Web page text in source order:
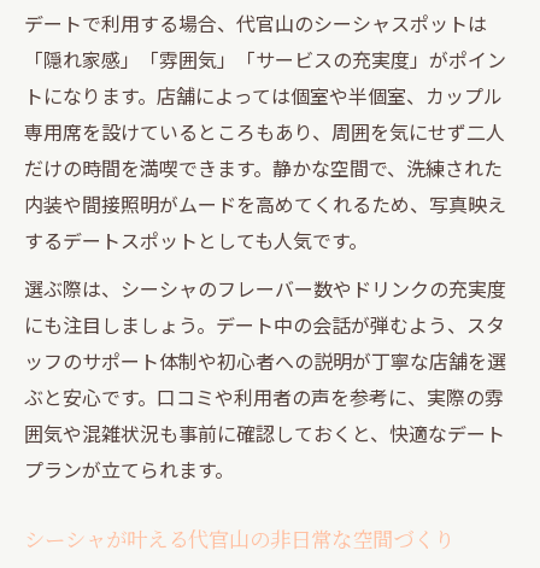
デートで利用する場合、代官山のシーシャスポットは
「隠れ家感」「雰囲気」「サービスの充実度」がポイン
トになります。店舗によっては個室や半個室、カップル
専用席を設けているところもあり、周囲を気にせず二人
だけの時間を満喫できます。静かな空間で、洗練された
内装や間接照明がムードを高めてくれるため、写真映え
するデートスポットとしても人気です。
選ぶ際は、シーシャのフレーバー数やドリンクの充実度
にも注目しましょう。デート中の会話が弾むよう、スタ
ッフのサポート体制や初心者への説明が丁寧な店舗を選
ぶと安心です。口コミや利用者の声を参考に、実際の雰
囲気や混雑状況も事前に確認しておくと、快適なデート
プランが立てられます。
シーシャが叶える代官山の非日常な空間づくり